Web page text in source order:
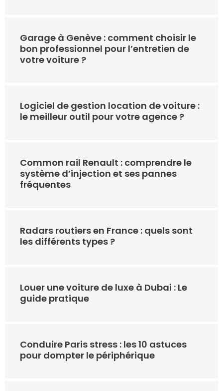
Garage à Genève : comment choisir le
bon professionnel pour l’entretien de
votre voiture ?
Logiciel de gestion location de voiture :
le meilleur outil pour votre agence ?
Common rail Renault : comprendre le
système d’injection et ses pannes
fréquentes
Radars routiers en France : quels sont
les différents types ?
Louer une voiture de luxe à Dubai : Le
guide pratique
Conduire Paris stress : les 10 astuces
pour dompter le périphérique